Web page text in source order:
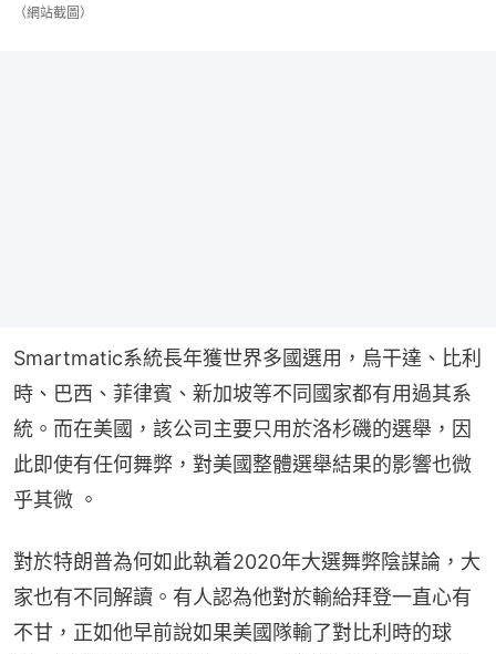
（網站截圖）
Smartmatic系統長年獲世界多國選用，烏干達、比利
時、巴西、菲律賓、新加坡等不同國家都有用過其系
統。而在美國，該公司主要只用於洛杉磯的選舉，因
此即使有任何舞弊，對美國整體選舉結果的影響也微
乎其微 。
對於特朗普為何如此執着2020年大選舞弊陰謀論，大
家也有不同解讀。有人認為他對於輸給拜登一直心有
不甘，正如他早前說如果美國隊輸了對比利時的球